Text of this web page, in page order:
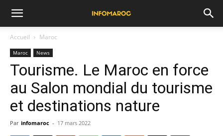
Accueil Maroc
Maroc News
Tourisme. Le Maroc en force
au Salon mondial du tourisme
et destinations nature
Par infomaroc - 17 mars 2022